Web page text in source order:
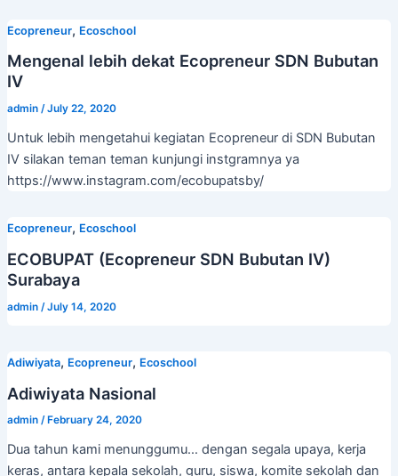
Ecopreneur, Ecoschool
Mengenal lebih dekat Ecopreneur SDN Bubutan
IV
admin /July 22, 2020
Untuk lebih mengetahui kegiatan Ecopreneur di SDN Bubutan
IV silakan teman teman kunjungi instgramnya ya
https://www.instagram.com/ecobupatsby/
Ecopreneur, Ecoschool
ECOBUPAT (Ecopreneur SDN Bubutan IV)
Surabaya
admin /July 14, 2020
Adiwiyata, Ecopreneur, Ecoschool
Adiwiyata Nasional
admin / February 24, 2020
Dua tahun kami menunggumu… dengan segala upaya, kerja
keras, antara kepala sekolah, guru, siswa, komite sekolah dan